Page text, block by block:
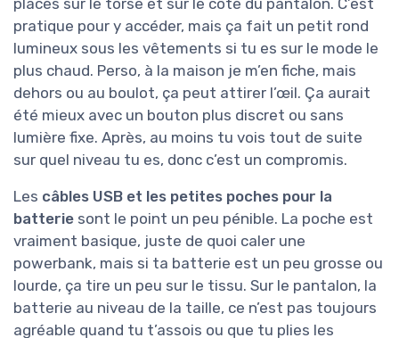
pratique pour y accéder, mais ça fait un petit rond
lumineux sous les vêtements si tu es sur le mode le
plus chaud. Perso, à la maison je m’en fiche, mais
dehors ou au boulot, ça peut attirer l’œil. Ça aurait
été mieux avec un bouton plus discret ou sans
lumière fixe. Après, au moins tu vois tout de suite
sur quel niveau tu es, donc c’est un compromis.
Les câbles USB et les petites poches pour la
batterie sont le point un peu pénible. La poche est
vraiment basique, juste de quoi caler une
powerbank, mais si ta batterie est un peu grosse ou
lourde, ça tire un peu sur le tissu. Sur le pantalon, la
batterie au niveau de la taille, ce n’est pas toujours
agréable quand tu t’assois ou que tu plies les